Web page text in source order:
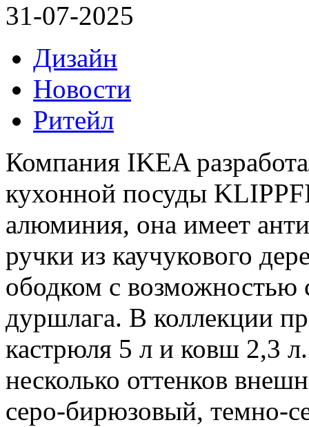
31-07-2025
Дизайн
Новости
Ритейл
Компания IKEA
кухонной посуды
алюминия, она имеет
ручки из каучукового
ободком с возможностью
дуршлага. В коллекции
кастрюля 5 л и ковш 2,3
несколько оттенков
серо-бирюзовый, темно-